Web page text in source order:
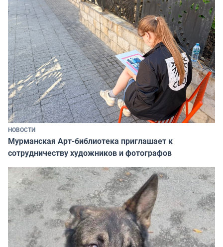
НОВОСТИ
Мурманская Арт-библиотека приглашает к
сотрудничеству художников и фотографов